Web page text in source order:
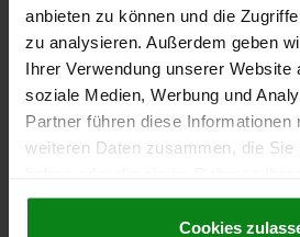
anbieten zu können und die
zu analysieren. Außerdem geben
Ihrer Verwendung unserer Website
soziale Medien, Werbung und
Partner führen diese Informationen
weiteren Daten zusammen, die Sie
gesammelt haben.Cookie
Datenschutz|AGB
Cookies